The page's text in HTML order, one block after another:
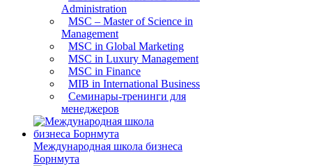
Administration
MSC – Master of Science in
Management
MSC in Global Marketing
MSC in Luxury Management
MSC in Finance
MIB in International Business
Семинары-тренинги для
менеджеров
Международная школа бизнеса
Борнмута